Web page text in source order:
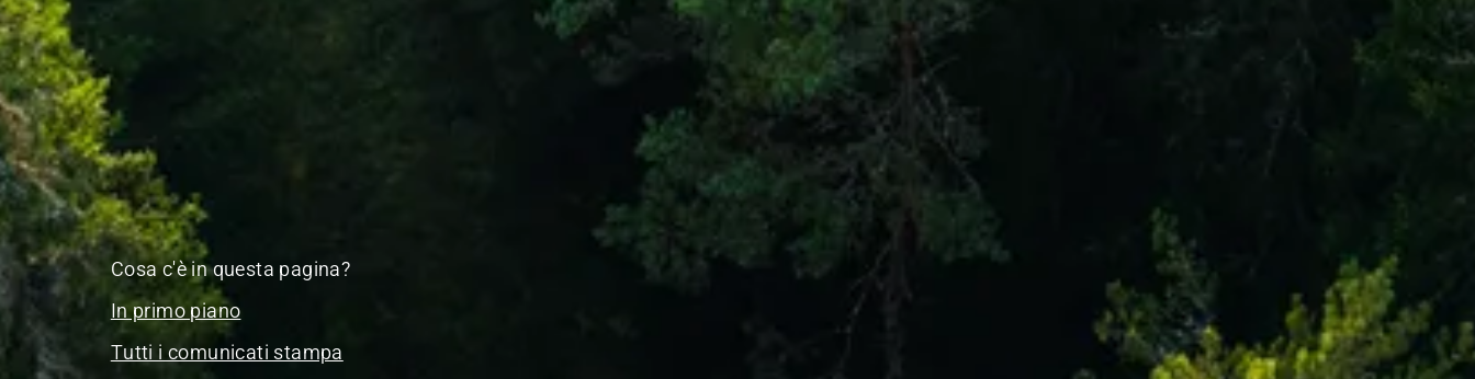
Cosa c'è in questa pagina?
In primo piano
Tutti i comunicati stampa